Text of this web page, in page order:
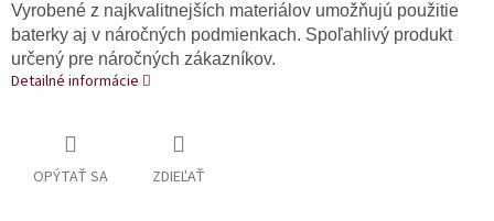
Vyrobené z najkvalitnejších materiálov umožňujú použitie
baterky aj v náročných podmienkach. Spoľahlivý produkt
určený pre náročných zákazníkov.
Detailné informácie
OPÝTAŤ SA ZDIEĽAŤ